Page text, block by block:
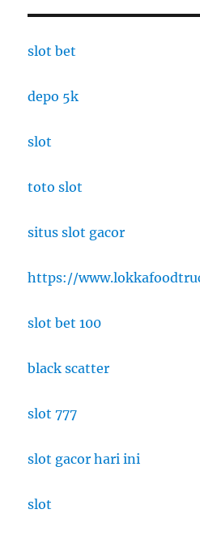
slot bet
depo 5k
slot
toto slot
situs slot gacor
https://
slot bet 100
black scatter
slot 777
slot gacor hari ini
slot